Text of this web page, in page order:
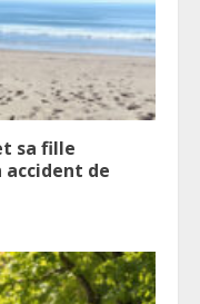
sa fille
accident de